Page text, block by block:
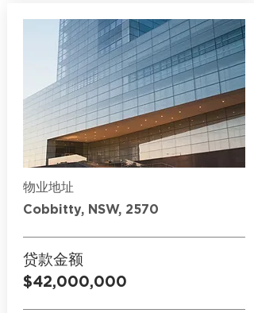
物业地址
Cobbitty, NSW, 2570
贷款金额
$42,000,000